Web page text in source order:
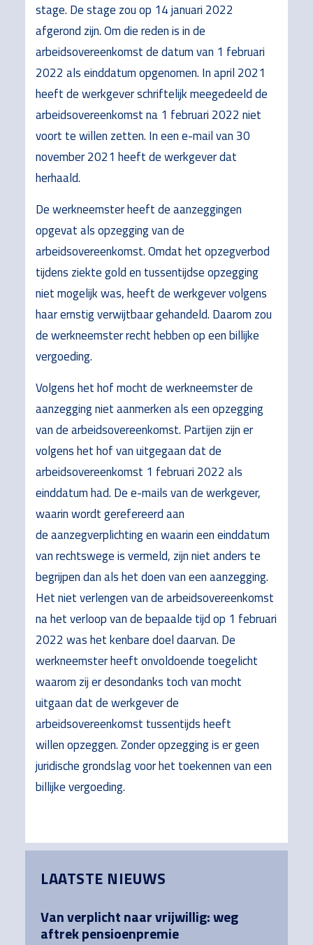
stage. De stage zou op 14 januari 2022
afgerond zijn. Om die reden is in de
arbeidsovereenkomst de datum van 1 februari
2022 als einddatum opgenomen. In april 2021
heeft de werkgever schriftelijk meegedeeld de
arbeidsovereenkomst na 1 februari 2022 niet
voort te willen zetten. In een e-mail van 30
november 2021 heeft de werkgever dat
herhaald.
De werkneemster heeft de aanzeggingen
opgevat als opzegging van de
arbeidsovereenkomst. Omdat het opzegverbod
tijdens ziekte gold en tussentijdse opzegging
niet mogelijk was, heeft de werkgever volgens
haar ernstig verwijtbaar gehandeld. Daarom zou
de werkneemster recht hebben op een billijke
vergoeding.
Volgens het hof mocht de werkneemster de
aanzegging niet aanmerken als een opzegging
van de arbeidsovereenkomst. Partijen zijn er
volgens het hof van uitgegaan dat de
arbeidsovereenkomst 1 februari 2022 als
einddatum had. De e-mails van de werkgever,
waarin wordt gerefereerd aan
de aanzegverplichting en waarin een einddatum
van rechtswege is vermeld, zijn niet anders te
begrijpen dan als het doen van een aanzegging.
Het niet verlengen van de arbeidsovereenkomst
na het verloop van de bepaalde tijd op 1 februari
2022 was het kenbare doel daarvan. De
werkneemster heeft onvoldoende toegelicht
waarom zij er desondanks toch van mocht
uitgaan dat de werkgever de
arbeidsovereenkomst tussentijds heeft
willen opzeggen. Zonder opzegging is er geen
juridische grondslag voor het toekennen van een
billijke vergoeding.
Sidebar
LAATSTE NIEUWS
Van verplicht naar vrijwillig: weg
aftrek pensioenpremie